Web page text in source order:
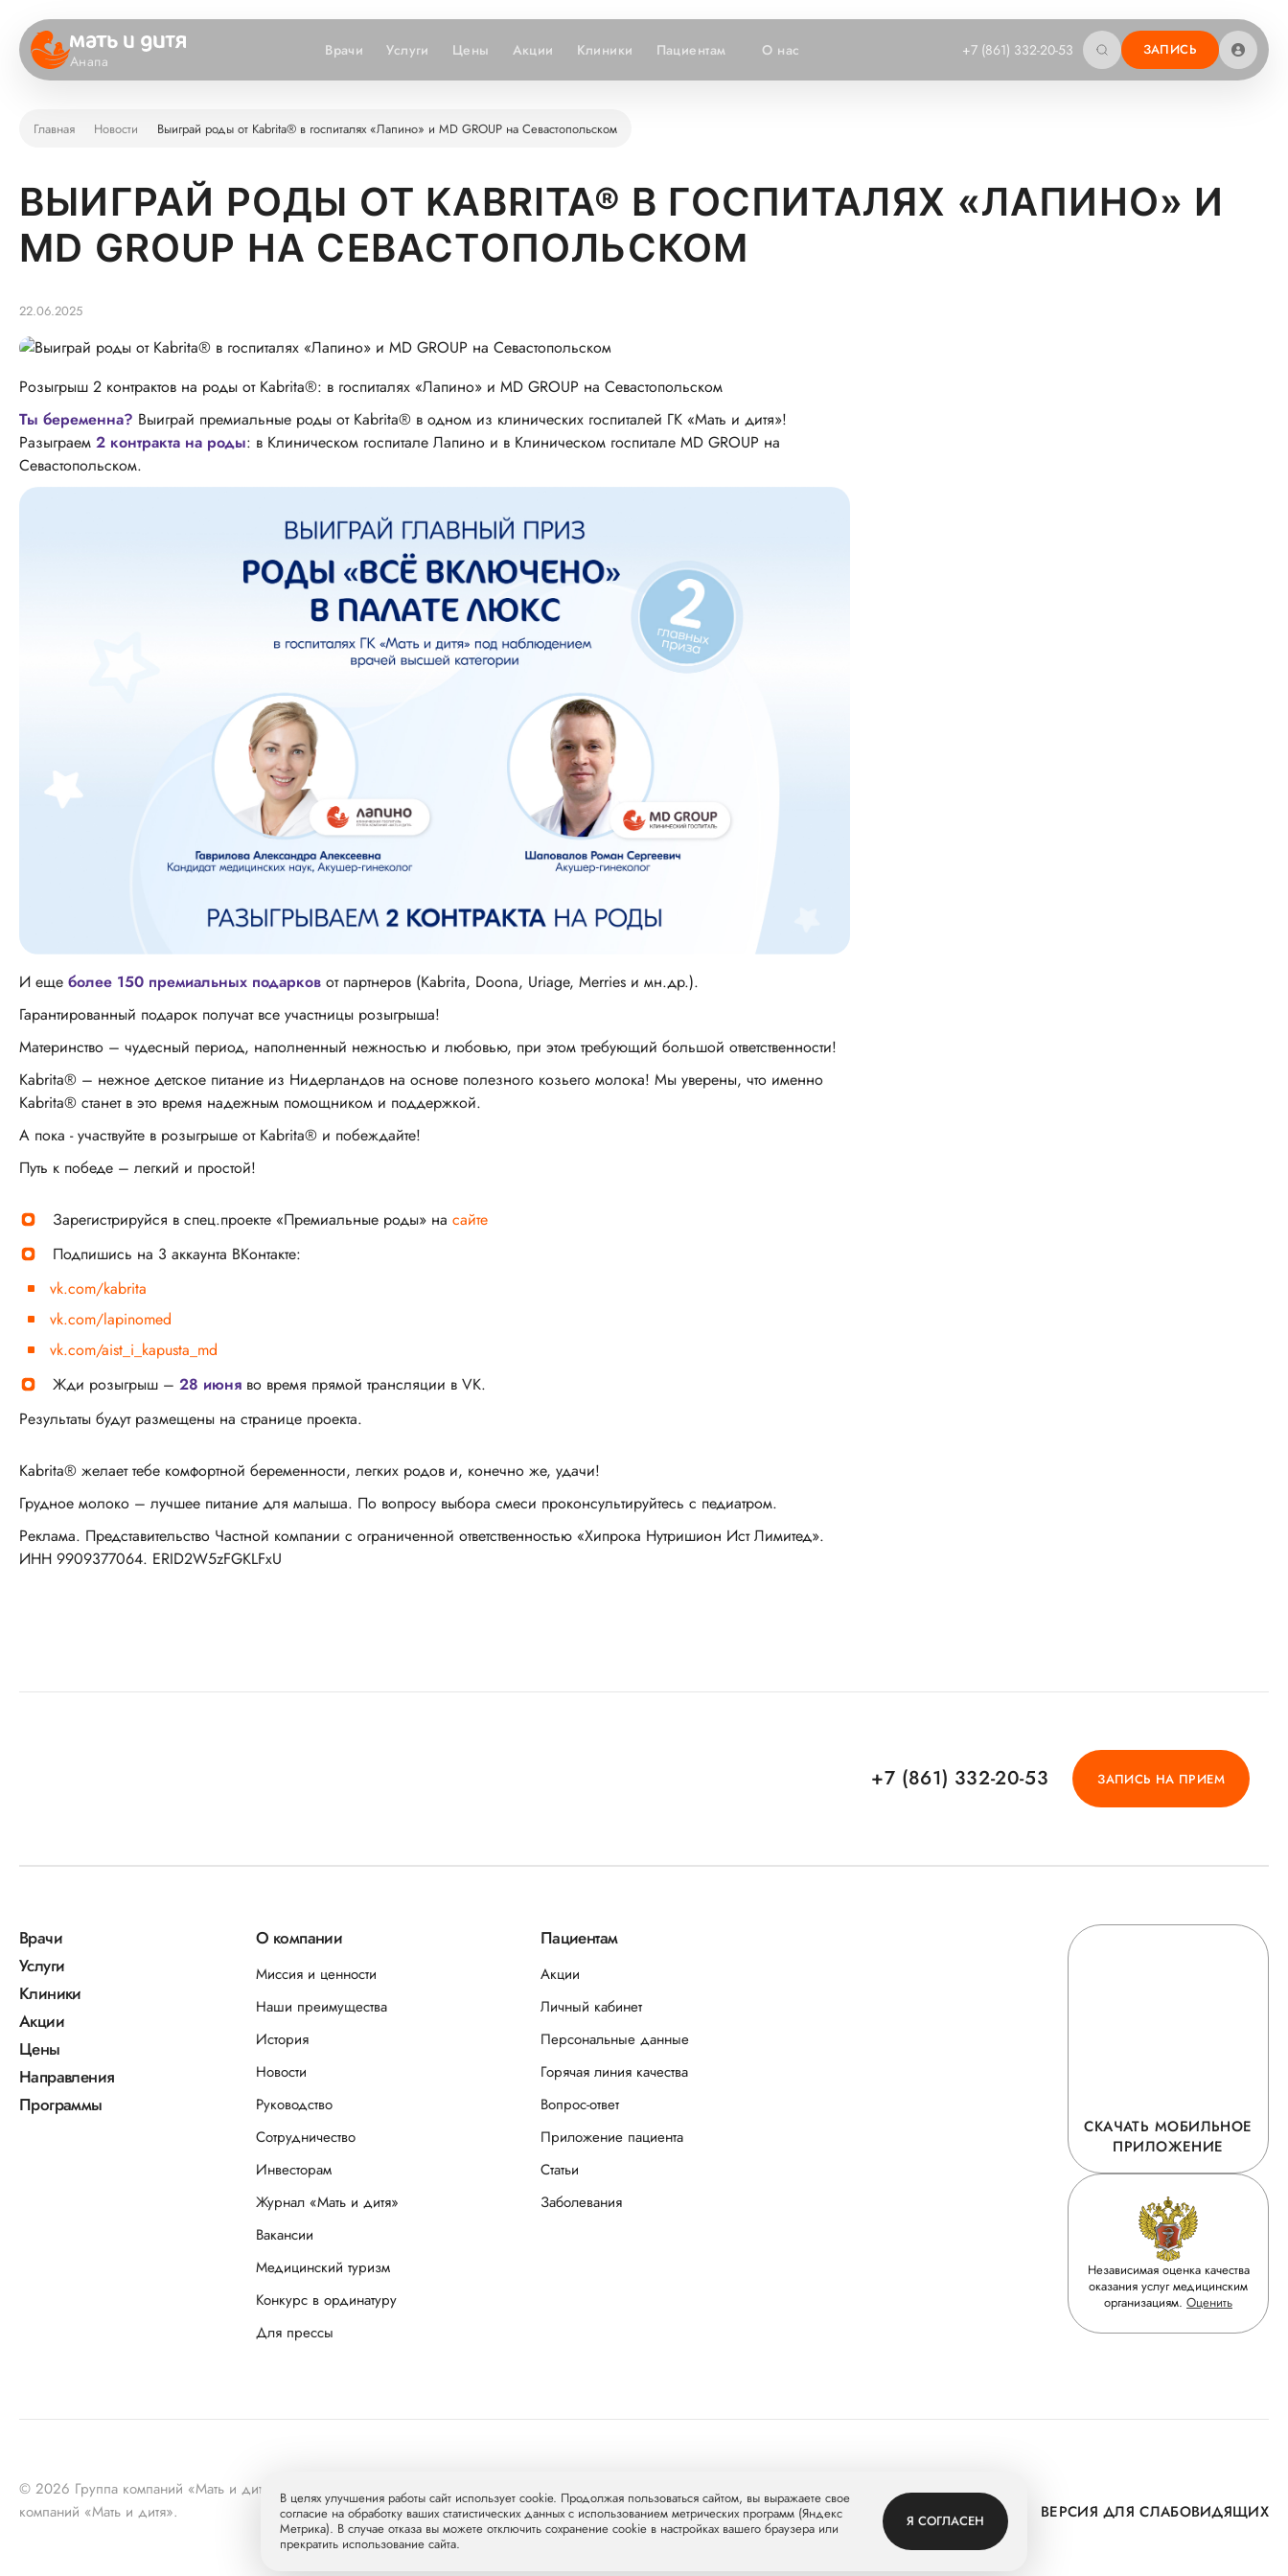
Анапа
Врачи Услуги Цены Акции Клиники Пациентам О нас +7 (861) 332-20-53 ЗАПИСЬ
Главная Новости Выиграй роды от Kabrita® в госпиталях «Лапино» и MD GROUP на Севастопольском
ВЫИГРАЙ РОДЫ ОТ KABRITA® В ГОСПИТАЛЯХ «ЛАПИНО» И
MD GROUP НА СЕВАСТОПОЛЬСКОМ
22.06.2025
Розыгрыш 2 контрактов на роды от Kabrita®: в госпиталях «Лапино» и MD GROUP на Севастопольском
Ты беременна? Выиграй премиальные роды от Kabrita® в одном из клинических госпиталей ГК «Мать и дитя»!
Разыграем 2 контракта на роды: в Клиническом госпитале Лапино и в Клиническом госпитале MD GROUP на
Севастопольском.
И еще более 150 премиальных подарков от партнеров (Kabrita, Doona, Uriage, Merries и мн.др.).
Гарантированный подарок получат все участницы розыгрыша!
Материнство – чудесный период, наполненный нежностью и любовью, при этом требующий большой ответственности!
Kabrita® – нежное детское питание из Нидерландов на основе полезного козьего молока! Мы уверены, что именно
Kabrita® станет в это время надежным помощником и поддержкой.
А пока - участвуйте в розыгрыше от Kabrita® и побеждайте!
Путь к победе – легкий и простой!
Зарегистрируйся в спец.проекте «Премиальные роды» на сайте
Подпишись на 3 аккаунта ВКонтакте:
vk.com/kabrita
vk.com/lapinomed
vk.com/aist_i_kapusta_md
Жди розыгрыш – 28 июня во время прямой трансляции в VK.
Результаты будут размещены на странице проекта.
Kabrita® желает тебе комфортной беременности, легких родов и, конечно же, удачи!
Грудное молоко – лучшее питание для малыша. По вопросу выбора смеси проконсультируйтесь с педиатром.
Реклама. Представительство Частной компании с ограниченной ответственностью «Хипрока Нутришион Ист Лимитед».
ИНН 9909377064. ERID2W5zFGKLFxU
+7 (861) 332-20-53 ЗАПИСЬ НА ПРИЕМ
Врачи
Услуги
Клиники
Акции
Цены
Направления
Программы
О компании
Миссия и ценности
Наши преимущества
История
Новости
Руководство
Сотрудничество
Инвесторам
Журнал «Мать и дитя»
Вакансии
Медицинский туризм
Конкурс в ординатуру
Для прессы
Пациентам
Акции
Личный кабинет
Персональные данные
Горячая линия качества
Вопрос-ответ
Приложение пациента
Статьи
Заболевания
СКАЧАТЬ МОБИЛЬНОЕ
ПРИЛОЖЕНИЕ
Независимая оценка качества
оказания услуг медицинским
организациям. Оценить
© 2026 Группа компаний «Мать и дитя» МКПАО «МД Медикал Груп» mcclinics.ru . Все права защищены. ООО «ХАВЕН» входит в Группу
компаний «Мать и дитя».
ВЕРСИЯ ДЛЯ СЛАБОВИДЯЩИХ
В целях улучшения работы сайт использует cookie. Продолжая пользоваться сайтом, вы выражаете свое
согласие на обработку ваших статистических данных с использованием метрических программ (Яндекс
Метрика). В случае отказа вы можете отключить сохранение cookie в настройках вашего браузера или
прекратить использование сайта.
Я СОГЛАСЕН